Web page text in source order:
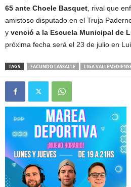
65 ante Choele Basquet , rival que
amistoso disputado en el Truja
y venció a la Escuela Municipal de
próxima fecha será el 23 de julio en
TAGS FACUNDO LASSALLE LIGA